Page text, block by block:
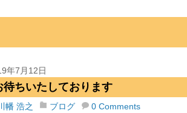
年7月12日
待ちいたしております
幡 浩之 ブログ 0 Comments